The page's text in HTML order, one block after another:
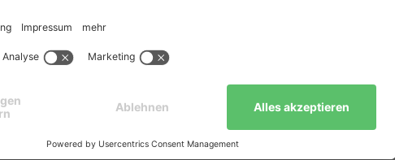
PV-Anlage in Herford?
— und die Zahlen belegen das eindeutig. Herford liegt zwar
Bayern, aber die Globalstrahlung in Ostwestfalen-Lippe
Wirtschaftlichkeit vollständig aus. Entscheidend ist dabei
als der Eigenverbrauchsanteil, den Sie aus Ihrer